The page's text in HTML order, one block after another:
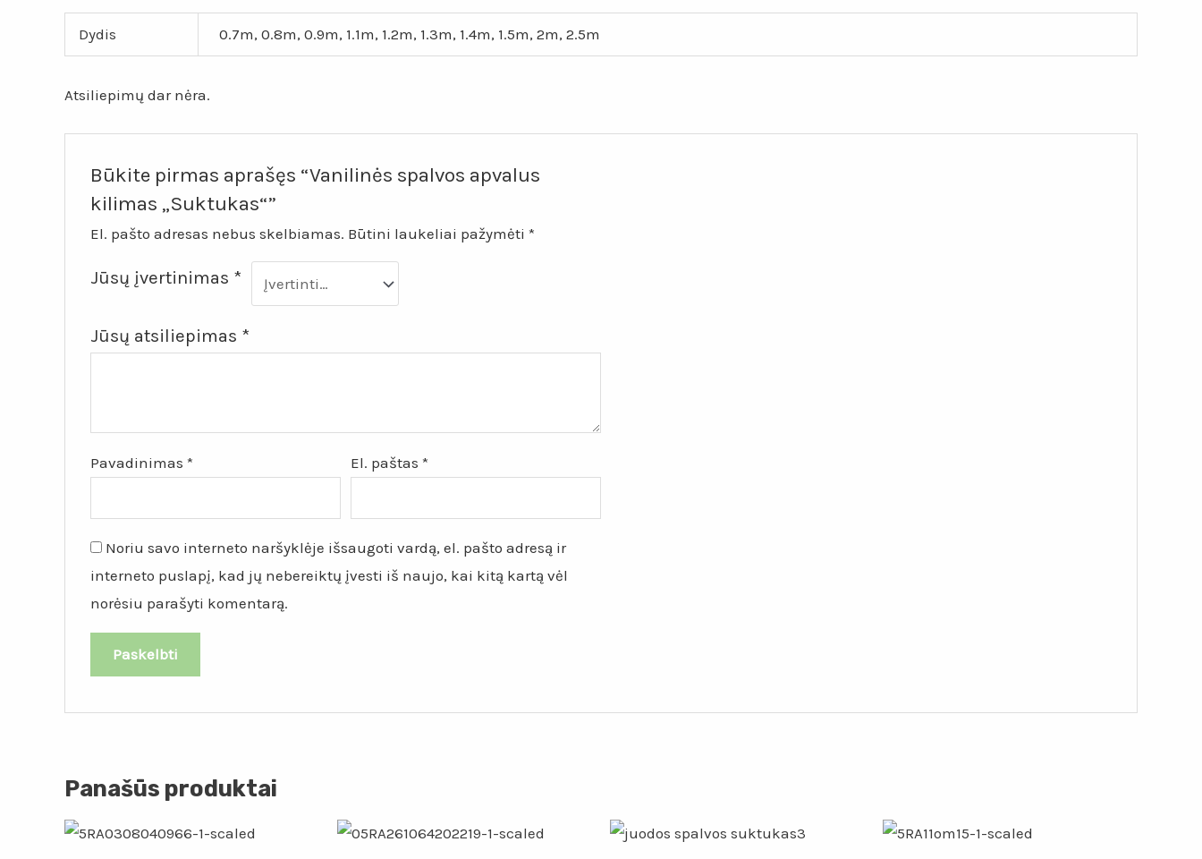
Dydis 0.7m, 0.8m, 0.9m, 1.1m, 1.2m, 1.3m, 1.4m, 1.5m, 2m, 2.5m
Atsiliepimų dar nėra.
Būkite pirmas aprašęs “Vanilinės spalvos apvalus
kilimas „Suktukas“”
El. pašto adresas nebus skelbiamas. Būtini laukeliai pažymėti*
Jūsų įvertinimas *
Jūsų atsiliepimas *
Pavadinimas* El. paštas*
Noriu savo interneto naršyklėje išsaugoti vardą, el. pašto adresą ir
interneto puslapį, kad jų nebereiktų įvesti iš naujo, kai kitą kartą vėl
norėsiu parašyti komentarą.
Panašūs produktai